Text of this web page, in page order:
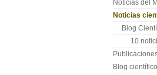
Noticias del
Noticias
Blog
10
Blog científico